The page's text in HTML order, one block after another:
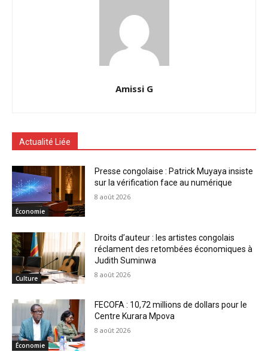
Amissi G
Actualité Liée
Économie
Presse congolaise : Patrick Muyaya insiste
sur la vérification face au numérique
8 août 2026
Culture
Droits d’auteur : les artistes congolais
réclament des retombées économiques à
Judith Suminwa
8 août 2026
Économie
FECOFA : 10,72 millions de dollars pour le
Centre Kurara Mpova
8 août 2026